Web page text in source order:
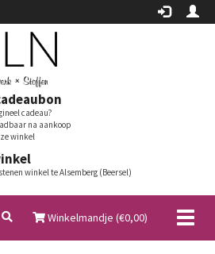
cadeau?
na aankoop
winkel
winkel te Alsemberg (Beersel)
Winkelmandje (€0,00)